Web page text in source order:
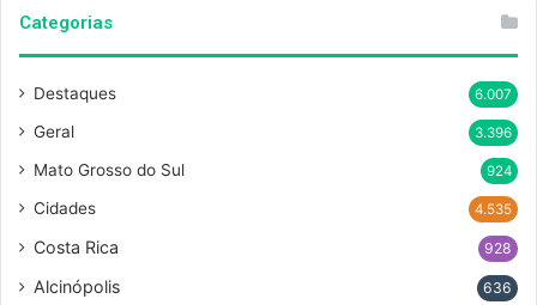
Categorias
Destaques 6.007
Geral 3.396
Mato Grosso do Sul 924
Cidades 4.535
Costa Rica 928
Alcinópolis 636